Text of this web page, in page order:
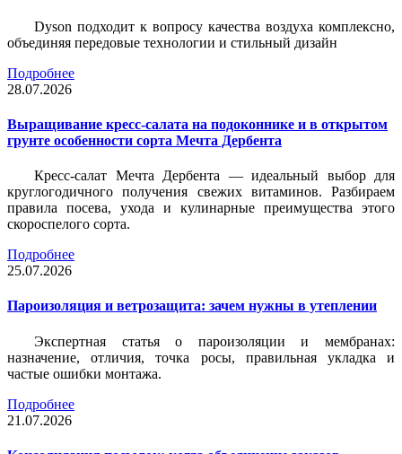
Dyson подходит к вопросу качества воздуха комплексно,
объединяя передовые технологии и стильный дизайн
Подробнее
28.07.2026
Выращивание кресс-салата на подоконнике и в открытом
грунте особенности сорта Мечта Дербента
Кресс-салат Мечта Дербента — идеальный выбор для
круглогодичного получения свежих витаминов. Разбираем
правила посева, ухода и кулинарные преимущества этого
скороспелого сорта.
Подробнее
25.07.2026
Пароизоляция и ветрозащита: зачем нужны в утеплении
Экспертная статья о пароизоляции и мембранах:
назначение, отличия, точка росы, правильная укладка и
частые ошибки монтажа.
Подробнее
21.07.2026